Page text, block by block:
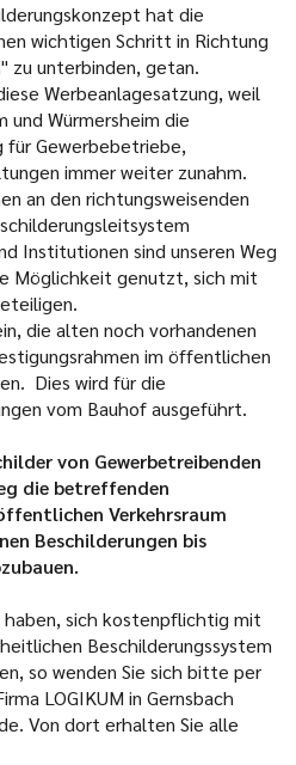
hat die
wichtigen Schritt in Richtung
zu unterbinden, getan.
Werbeanlagesatzung, weil
und Würmersheim die
für Gewerbebetriebe,
immer weiter zunahm.
an den richtungsweisenden
Institutionen sind unseren Weg
Möglichkeit genutzt, sich mit
die alten noch vorhandenen
im öffentlichen
Dies wird für die
vom Bauhof ausgeführt.
von Gewerbetreibenden
die betreffenden
Verkehrsraum
Beschilderungen bis
haben, sich kostenpflichtig mit
Beschilderungssystem
so wenden Sie sich bitte per
LOGIKUM in Gernsbach
Von dort erhalten Sie alle